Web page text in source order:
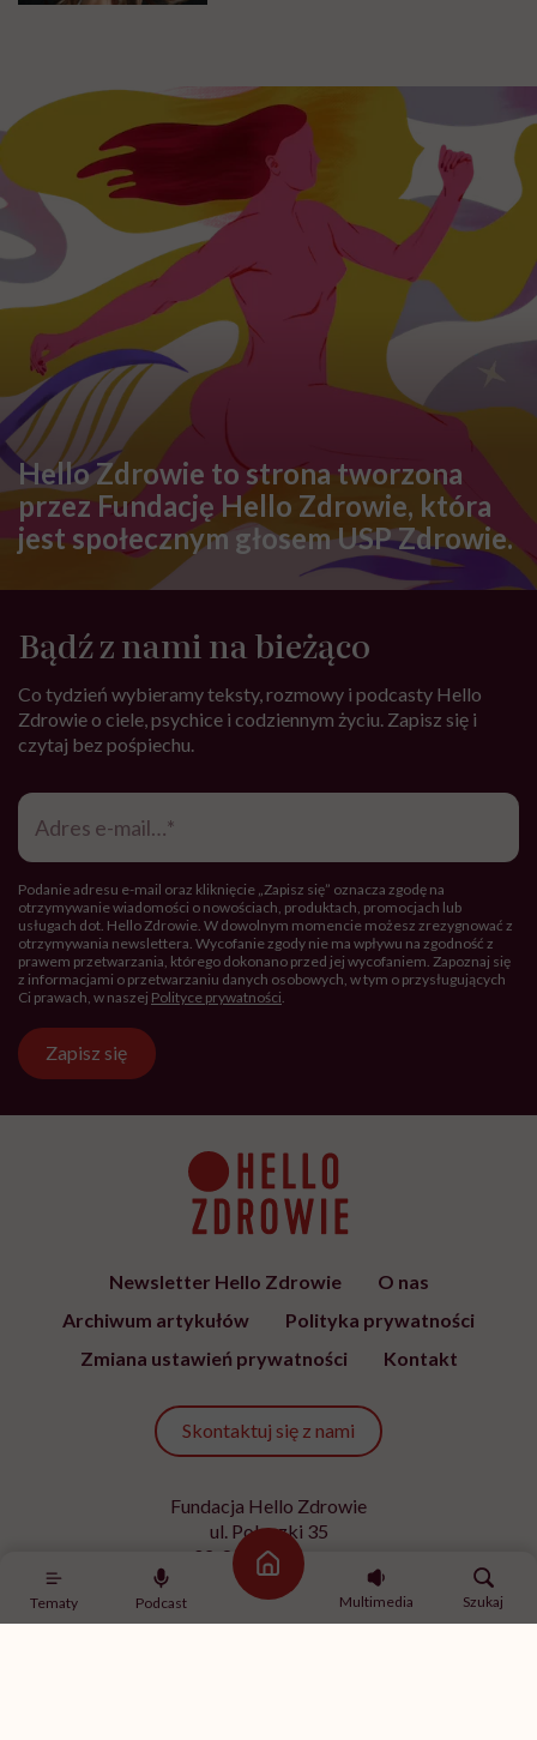
Tematy Podcast
Strona główna
Multimedia
Szukaj
Hello Zdrowie to strona tworzona
przez Fundację Hello Zdrowie, która
jest społecznym głosem USP Zdrowie.
Bądź z nami na bieżąco
Co tydzień wybieramy teksty, rozmowy i podcasty Hello
Zdrowie o ciele, psychice i codziennym życiu. Zapisz się i
czytaj bez pośpiechu.
Adres
mail*
Podanie adresu e-mail oraz kliknięcie „Zapisz się” oznacza zgodę na
otrzymywanie wiadomości o nowościach, produktach, promocjach lub
usługach dot. Hello Zdrowie. W dowolnym momencie możesz zrezygnować z
otrzymywania newslettera. Wycofanie zgody nie ma wpływu na zgodność z
prawem przetwarzania, którego dokonano przed jej wycofaniem. Zapoznaj się
z informacjami o przetwarzaniu danych osobowych, w tym o przysługujących
Ci prawach, w naszej Polityce prywatności
Zapisz się
Newsletter Hello Zdrowie
O nas
Archiwum artykułów
Polityka prywatności
Zmiana ustawień prywatności
Kontakt
Skontaktuj się z nami
Fundacja Hello Zdrowie
ul. Poleczki 35
02-822 Warszawa
NIP 9512613236
Kontakt z redakcją